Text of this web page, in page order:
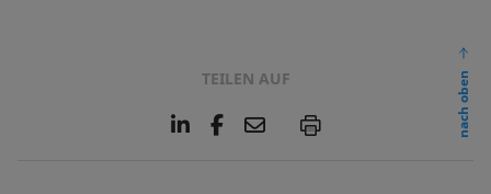
TEILEN AUF
L
F
E
P
nach oben